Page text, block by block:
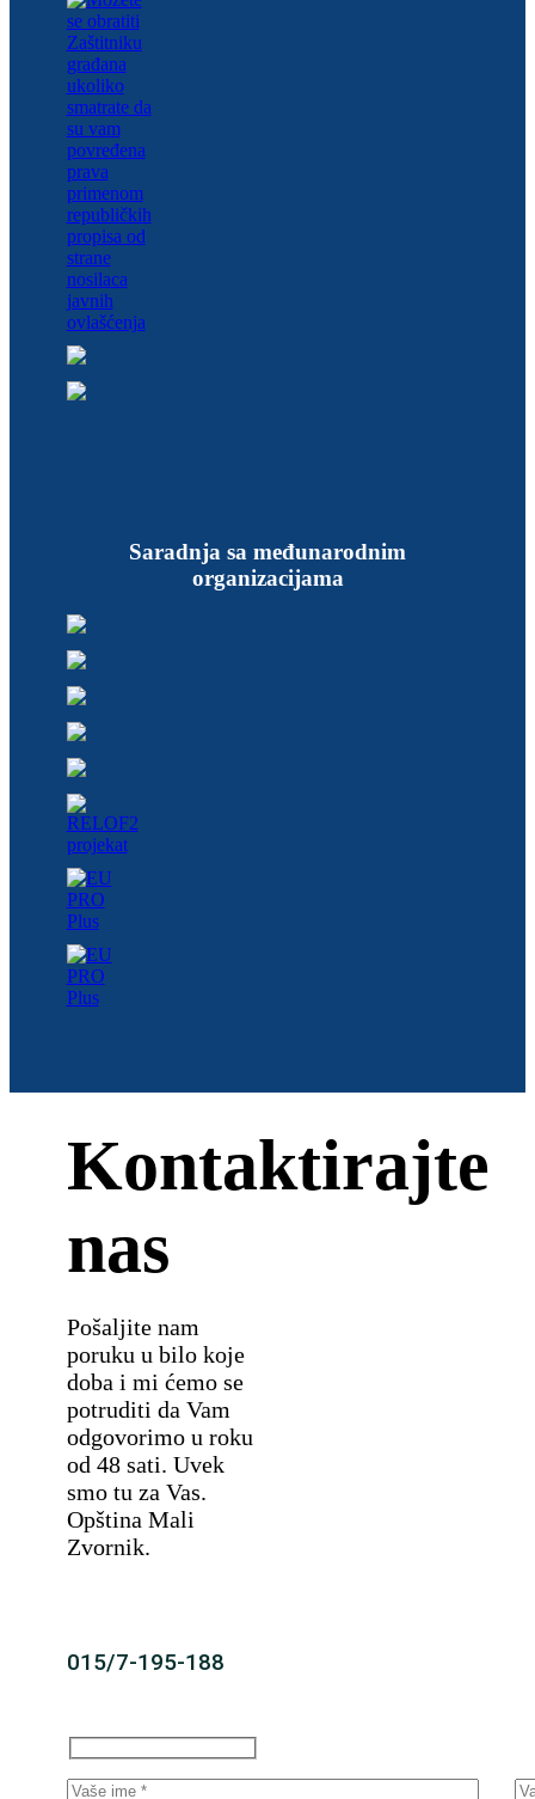
Saradnja sa međunarodnim
organizacijama
Kontaktirajte
nas
Pošaljite nam
poruku u bilo koje
doba i mi ćemo se
potruditi da Vam
odgovorimo u roku
od 48 sati. Uvek
smo tu za Vas.
Opština Mali
Zvornik.
015/7-195-188